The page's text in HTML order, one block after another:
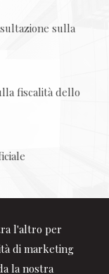
l'altro per
di marketing
la nostra
sulla
fiscalità dello